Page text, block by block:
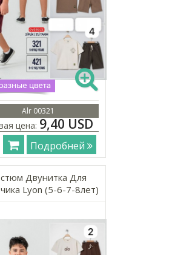
Alr 00321
цена: 9,40 USD
Подробней
Двунитка Для
Lyon (5-6-7-8лет)